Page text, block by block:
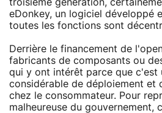
troisième génération,
eDonkey, un logiciel développé
toutes les fonctions sont
Derrière le financement de
fabricants de composants ou
qui y ont intérêt parce que c'est
considérable de déploiement et
chez le consommateur. Pour
malheureuse du gouvernement,